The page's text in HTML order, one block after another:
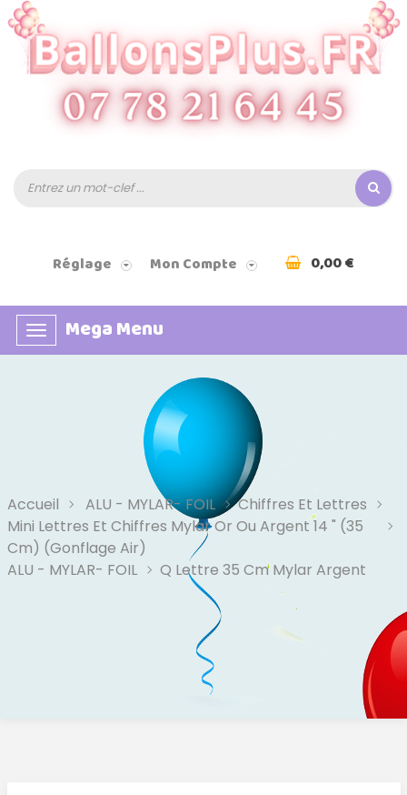
Réglage Mon Compte 0,00 €
Basculer
la
Mega Menu
Accueil ALU - MYLAR- FOIL
Chiffres Et Lettres
Mini Lettres Et Chiffres Mylar Or Ou Argent 14 " (35
Cm) (Gonflage Air)
ALU - MYLAR- FOIL
Q Lettre 35 Cm Mylar Argent